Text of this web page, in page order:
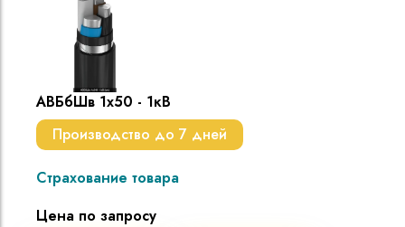
АВБбШв 1х50 - 1кВ
Производство до 7 дней
Страхование товара
Цена по запросу